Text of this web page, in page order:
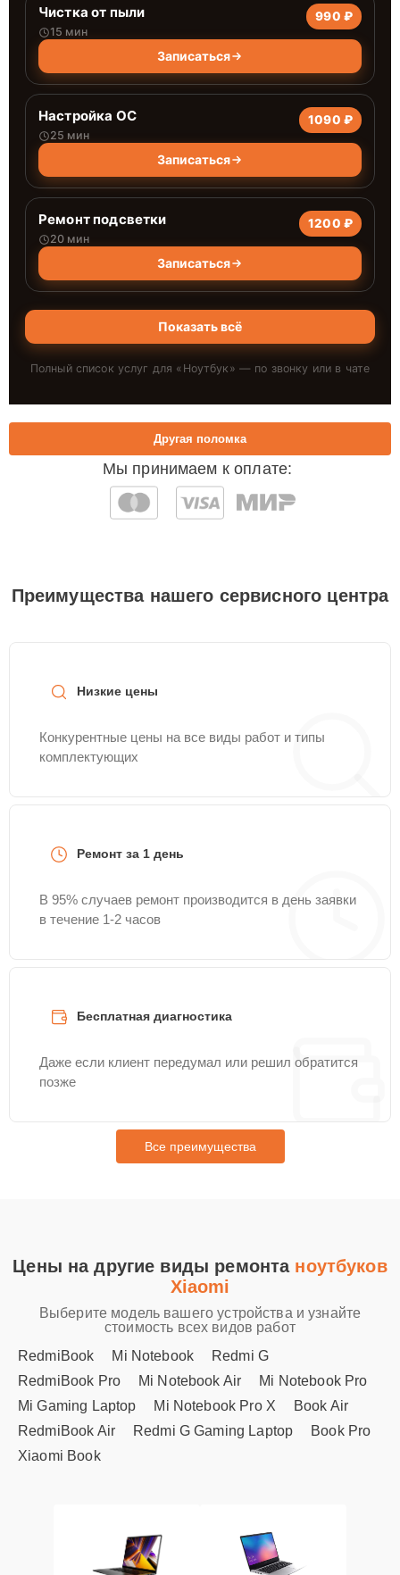
Чистка от пыли
15 мин
990 ₽
Записаться
Настройка ОС
25 мин
1090 ₽
Записаться
Ремонт подсветки
20 мин
1200 ₽
Записаться
Показать всё
Полный список услуг для « Ноутбук » — по звонку или в чате
Мы принимаем к оплате:
Другая поломка
Преимущества нашего сервисного центра
Низкие цены
Конкурентные цены на все виды работ и типы
комплектующих
Ремонт за 1 день
В 95% случаев ремонт производится в день заявки
в течение 1-2 часов
Бесплатная диагностика
Даже если клиент передумал или решил обратится
позже
Все преимущества
Цены на другие виды ремонта ноутбуков
Xiaomi
Выберите модель вашего устройства и узнайте
стоимость всех видов работ
RedmiBook
Mi Notebook
Redmi G
RedmiBook Pro
Mi Notebook Air
Mi Notebook Pro
Mi Gaming Laptop
Mi Notebook Pro X
Book Air
RedmiBook Air
Redmi G Gaming Laptop
Book Pro
Xiaomi Book